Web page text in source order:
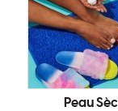
Peau